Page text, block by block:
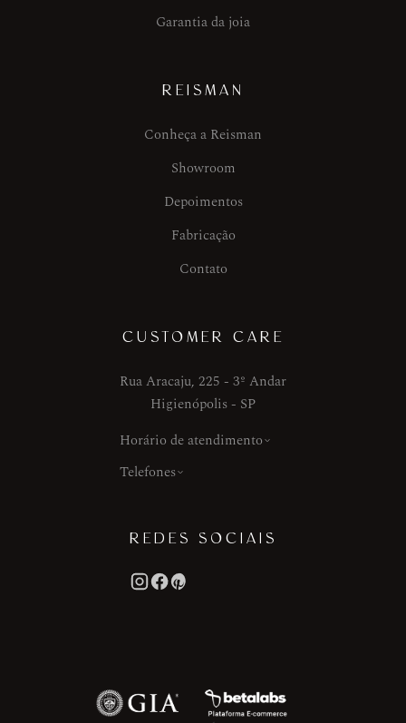
Garantia da joia
REISMAN
Conheça a Reisman
Showroom
Depoimentos
Fabricação
Contato
CUSTOMER CARE
Rua Aracaju, 225 - 3º Andar
Higienópolis - SP
Horário de atendimento
Telefones
REDES SOCIAIS